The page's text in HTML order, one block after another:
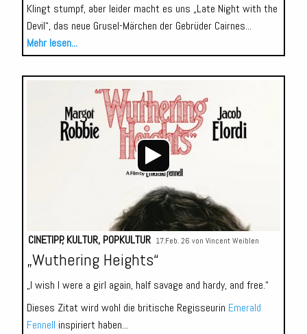
Klingt stumpf, aber leider macht es uns „Late Night with the
Devil“, das neue Grusel-Märchen der Gebrüder Cairnes...
Mehr lesen...
CINETIPP,KULTUR, POPKULTUR 17.Feb. 26 von Vincent Weiblen
„Wuthering Heights“
„I wish I were a girl again, half savage and hardy, and free.“
Dieses Zitat wird wohl die britische Regisseurin Emerald
Fennell inspiriert haben...